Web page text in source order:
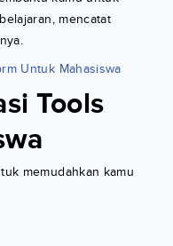
mencatat
Untuk Mahasiswa
Tools
memudahkan kamu